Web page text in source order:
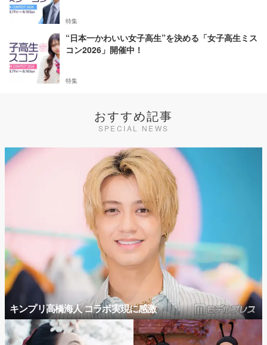
特集
“日本一かわいい女子高生”を決める「女子高生ミス
コン2026」開催中！
特集
おすすめ記事
SPECIAL NEWS
キンプリ高橋海人 コラボ実現に感激